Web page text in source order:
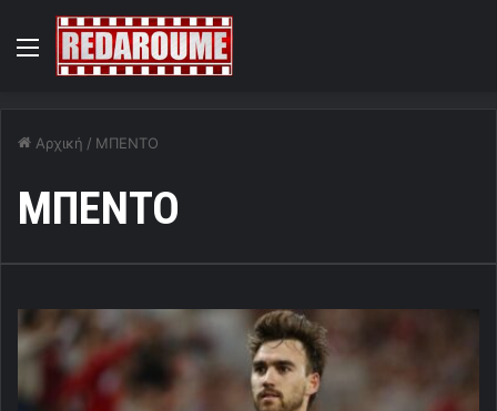
Menu
Αρχική / ΜΠΕΝΤΟ
ΜΠΕΝΤΟ